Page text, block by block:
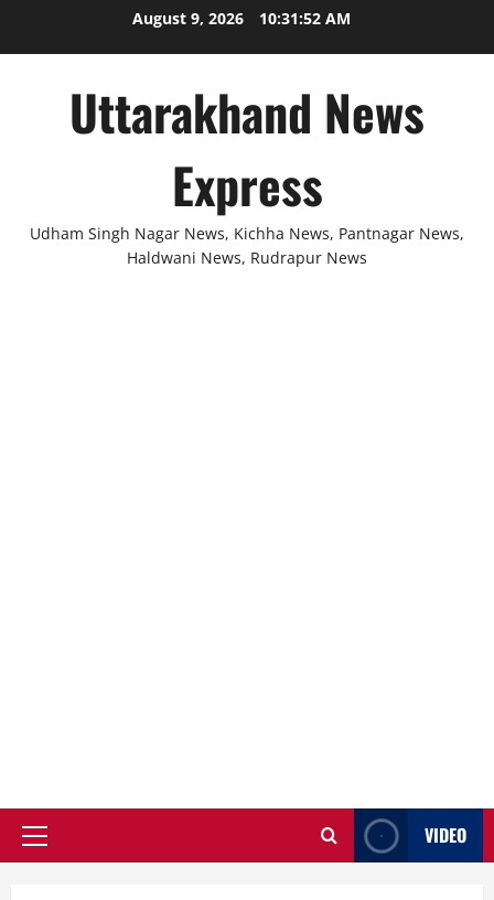
August 9, 2026 10:31:52 AM
Uttarakhand News
Express
Udham Singh Nagar News, Kichha News, Pantnagar News,
Haldwani News, Rudrapur News
Primary
VIDEO